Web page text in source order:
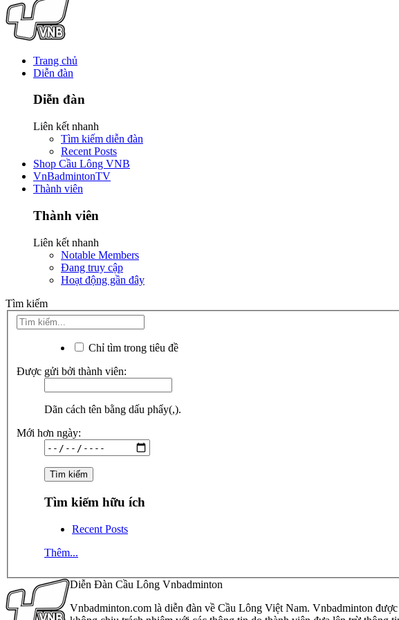
Trang chủ
Diễn đàn
Diễn đàn
Liên kết nhanh
Tìm kiếm diễn đàn
Recent Posts
Shop Cầu Lông VNB
VnBadmintonTV
Thành viên
Thành viên
Liên kết nhanh
Notable Members
Đang truy cập
Hoạt động gần đây
Tìm kiếm
Chỉ tìm trong tiêu đề
Được gửi bởi thành viên:
Dãn cách tên bằng dấu phẩy(,).
Mới hơn ngày:
Tìm kiếm hữu ích
Recent Posts
Thêm...
Diễn Đàn Cầu Lông Vnbadminton
Vnbadminton.com là diễn đàn về Cầu Lông Việt Nam. Vnbadminton